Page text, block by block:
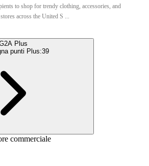
to shop for trendy clothing, accessories, and
across the United S ...
Plus
punti Plus:39
commerciale